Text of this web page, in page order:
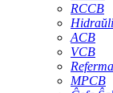
RCCB
ACB
VCB
MPCB